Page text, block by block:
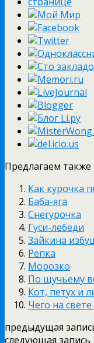
Предлагаем также
Как курочка
Баба-яга
Снегурочка
Гуси-лебеди
Зайкина
Репка
Морозко
По щучьему
Кот, петух и
Чего на
предыдущая
следующая запись